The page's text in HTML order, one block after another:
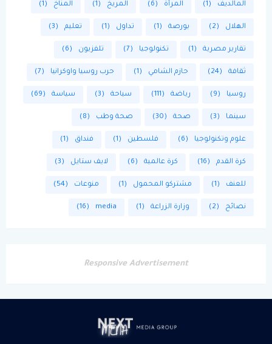
المالديف (1) المرأة (6) المريخ (1) المناخ (1)
الهلال (2) بورصة (1) تداول (1) تعليم (3)
تقارير مصرية (1) تكنولوجيا (7) تلفزيون (6)
ثقافة (24) حازم الشامي (1) حرب روسيا واوكرانيا (7)
روسيا (9) رياضة (111) سياحة (3) سياسة (69)
سينما (3) صحة (30) صحة وطب (8)
علوم وتكنولوجيا (6) فلسطين (1) فنداق (1)
كرة القدم (16) كرة عالمية (6) لايف ستايل (3)
للعنف (1) مشتركو المحمول (1) منوعات (54)
نصائح (2) وزارة الزراعة (1)
media
(16)
Responsive Advertisement